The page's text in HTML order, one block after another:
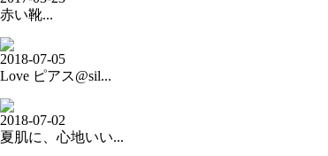
赤い靴...
2018-07-05
Love ピアス@sil...
2018-07-02
夏肌に、心地いい...